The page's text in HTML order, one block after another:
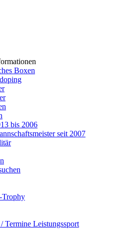
Boxen
bis 2006
seit 2007
Trophy
Termine Leistungssport